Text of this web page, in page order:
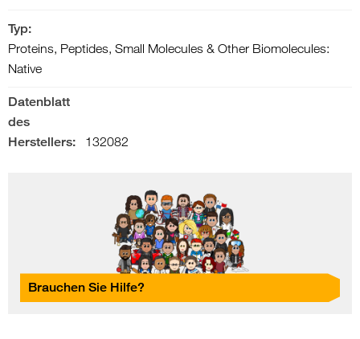
Typ:
Proteins, Peptides, Small Molecules & Other Biomolecules:
Native
Datenblatt
des
Herstellers:
132082
Brauchen Sie Hilfe?